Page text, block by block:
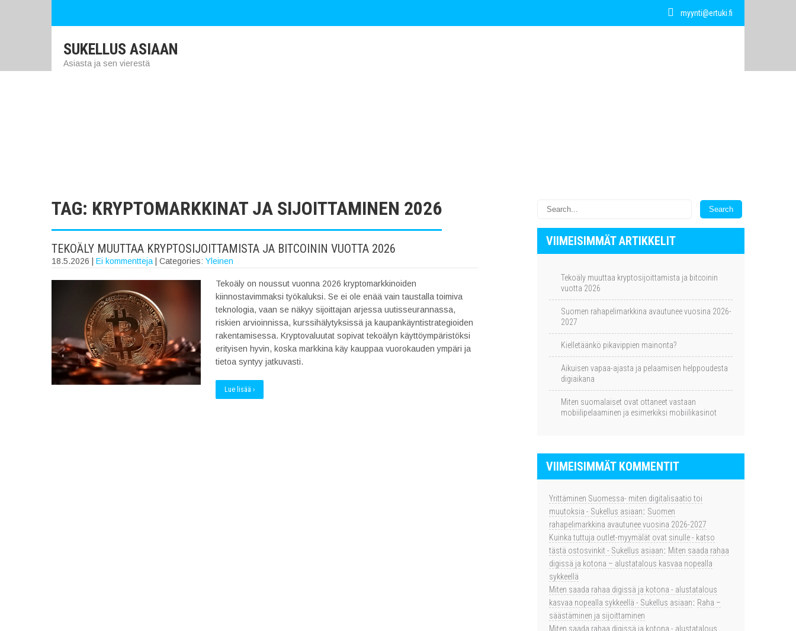
myynti@ertuki.fi
SUKELLUS ASIAAN
Asiasta ja sen vierestä
TAG: KRYPTOMARKKINAT JA SIJOITTAMINEN 2026
TEKOÄLY MUUTTAA KRYPTOSIJOITTAMISTA JA BITCOININ VUOTTA 2026
18.5.2026 Ei kommentteja | Categories: Yleinen
Tekoäly on noussut vuonna 2026 kryptomarkkinoiden
kiinnostavimmaksi työkaluksi. Se ei ole enää vain taustalla toimiva
teknologia, vaan se näkyy sijoittajan arjessa uutisseurannassa,
riskien arvioinnissa, kurssihälytyksissä ja kaupankäyntistrategioiden
rakentamisessa. Kryptovaluutat sopivat tekoälyn käyttöympäristöksi
erityisen hyvin, koska markkina käy kauppaa vuorokauden ympäri ja
tietoa syntyy jatkuvasti.
Lue lisää ›
VIIMEISIMMÄT ARTIKKELIT
Tekoäly muuttaa kryptosijoittamista ja bitcoinin
vuotta 2026
Suomen rahapelimarkkina avautunee vuosina 2026-
2027
Kielletäänkö pikavippien mainonta?
Aikuisen vapaa-ajasta ja pelaamisen helppoudesta
digiaikana
Miten suomalaiset ovat ottaneet vastaan
mobiilipelaaminen ja esimerkiksi mobiilikasinot
VIIMEISIMMÄT KOMMENTIT
Yrittäminen Suomessa- miten digitalisaatio toi
muutoksia - Sukellus asiaan: Suomen
rahapelimarkkina avautunee vuosina 2026-2027
Kuinka tuttuja outlet-myymälät ovat sinulle - katso
tästä ostosvinkit - Sukellus asiaan: Miten saada rahaa
digissä ja kotona – alustatalous kasvaa nopealla
sykkeellä
Miten saada rahaa digissä ja kotona - alustatalous
kasvaa nopealla sykkeellä - Sukellus asiaan: Raha –
säästäminen ja sijoittaminen
Miten saada rahaa digissä ja kotona - alustatalous